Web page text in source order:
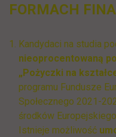
FORMACH
Kandydaci na studia
nieoprocentowaną
„Pożyczki na
programu Fundusze
Społecznego 2021-
środków
Istnieje możliwość